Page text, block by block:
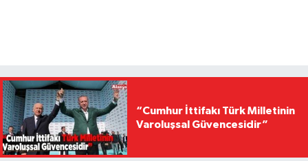
“Cumhur İttifakı Türk Milletinin
Varoluşsal Güvencesidir”